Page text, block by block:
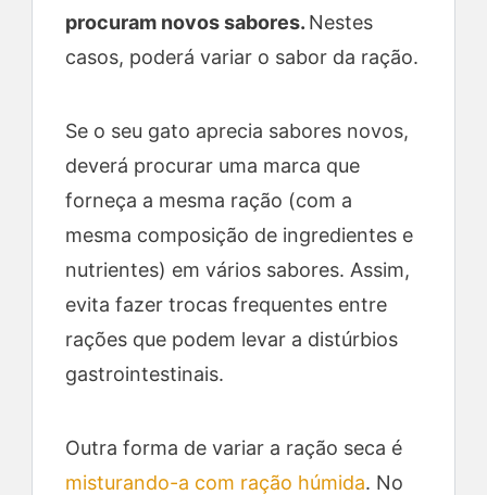
procuram novos sabores. Nestes
casos, poderá variar o sabor da ração.
Se o seu gato aprecia sabores novos,
deverá procurar uma marca que
forneça a mesma ração (com a
mesma composição de ingredientes e
nutrientes) em vários sabores. Assim,
evita fazer trocas frequentes entre
rações que podem levar a distúrbios
gastrointestinais.
Outra forma de variar a ração seca é
misturando-a com ração húmida. No